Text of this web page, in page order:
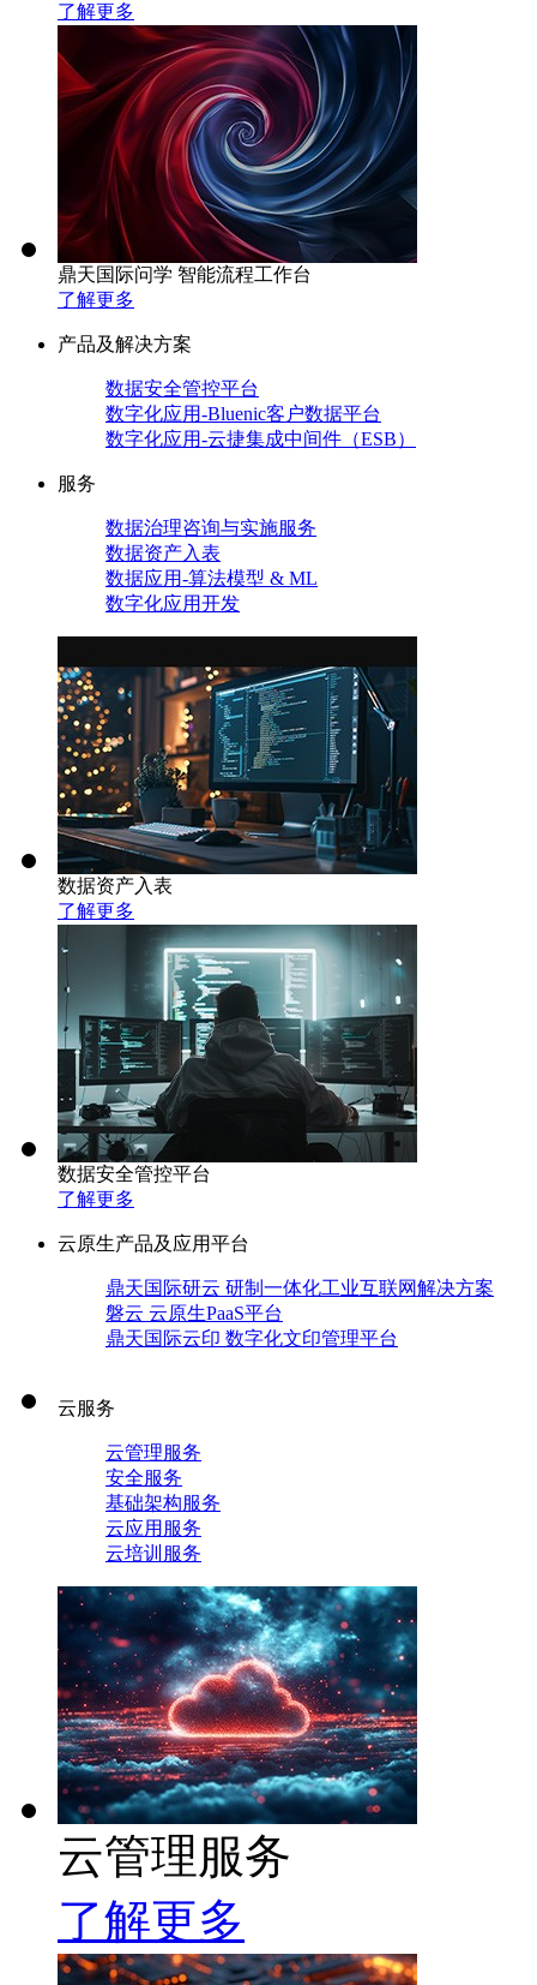
了解更多
鼎天国际问学 智能流程工作台
了解更多
产品及解决方案
数据安全管控平台
数字化应用-Bluenic客户数据平台
数字化应用-云捷集成中间件（ESB）
服务
数据治理咨询与实施服务
数据资产入表
数据应用-算法模型 & ML
数字化应用开发
数据资产入表
了解更多
数据安全管控平台
了解更多
云原生产品及应用平台
鼎天国际研云 研制一体化工业互联网解决方案
磐云 云原生PaaS平台
鼎天国际云印 数字化文印管理平台
云服务
云管理服务
安全服务
基础架构服务
云应用服务
云培训服务
云管理服务
了解更多